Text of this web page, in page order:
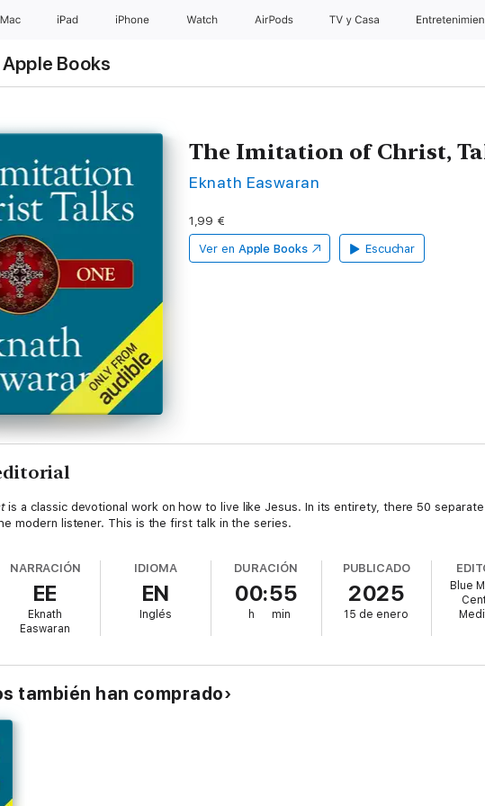
Mac iPad iPhone Watch AirPods TV y Casa
Apple Books
The Imitation of Christ,
Eknath Easwaran
1,99 €
Ver en Apple Books Escuchar
is a classic devotional work on how to live like Jesus. In its entirety, there 50
modern listener. This is the first talk in the series.
NARRACIÓN
EE
Eknath
Easwaran
IDIOMA
EN
Inglés
DURACIÓN
00:55
h min
PUBLICADO
2025
15 de enero
Blue
también han comprado